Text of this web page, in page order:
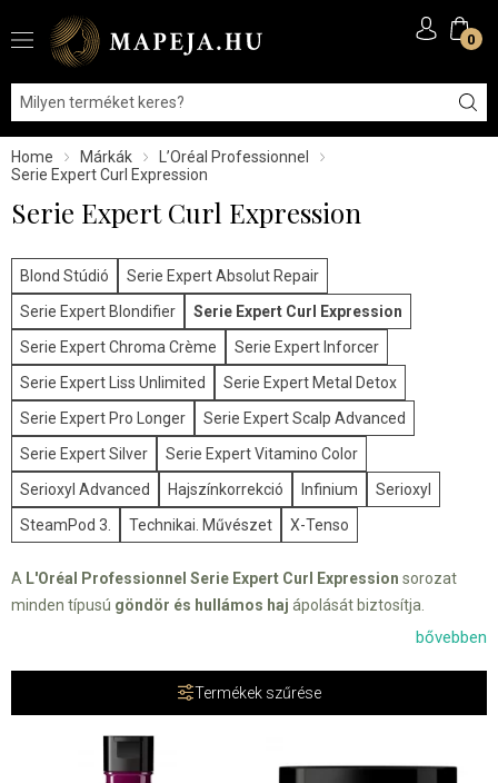
0
Home Márkák
L’Oréal Professionnel
Serie Expert Curl Expression
Serie Expert Curl Expression
Blond Stúdió
Serie Expert Absolut Repair
Serie Expert Blondifier
Serie Expert Curl Expression
Serie Expert Chroma Crème
Serie Expert Inforcer
Serie Expert Liss Unlimited
Serie Expert Metal Detox
Serie Expert Pro Longer
Serie Expert Scalp Advanced
Serie Expert Silver
Serie Expert Vitamino Color
Serioxyl Advanced
Hajszínkorrekció Infinium
Serioxyl
SteamPod 3.
Technikai. Művészet X-Tenso
A L'Oréal Professionnel Serie Expert Curl Expression sorozat
minden típusú göndör és hullámos haj ápolását biztosítja.
meghatározzák a szerkezetétés védelmet nyújtanak a magas
hőmérséklet és páratartalom ellen.
A készítmények összetétele
hibiszkuszmag kivonattal gazdagítva.
bővebben
Termékek szűrése